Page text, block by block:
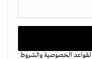
لقواعد الخصوصيةوالشروط